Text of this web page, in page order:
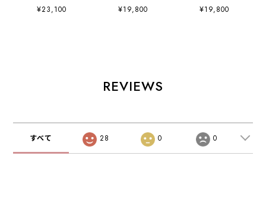
¥23,100
¥19,800
¥19,800
REVIEWS
すべて 28 0 0